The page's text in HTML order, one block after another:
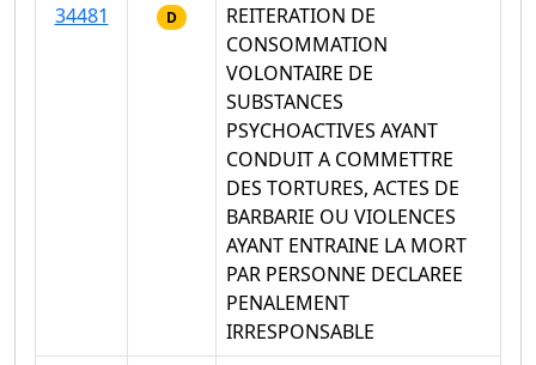
34481
D
REITERATION DE
CONSOMMATION
VOLONTAIRE DE
SUBSTANCES
PSYCHOACTIVES AYANT
CONDUIT A COMMETTRE
DES TORTURES, ACTES DE
BARBARIE OU VIOLENCES
AYANT ENTRAINE LA MORT
PAR PERSONNE DECLAREE
PENALEMENT
IRRESPONSABLE